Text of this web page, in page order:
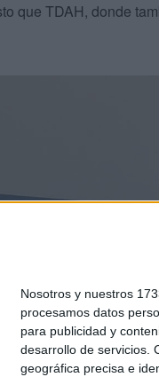
Nosotros y nuestros
procesamos datos
para publicidad y
desarrollo de servicios.
geográfica precisa e
que TDAH, donde